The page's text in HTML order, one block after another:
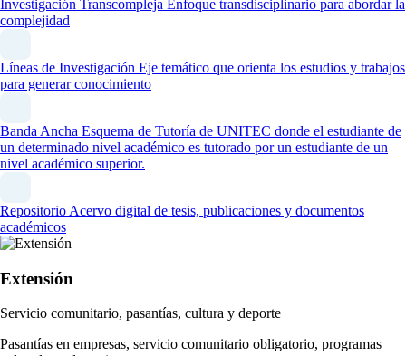
Investigación Transcompleja Enfoque transdisciplinario para abordar la
complejidad
Líneas de Investigación Eje temático que orienta los estudios y trabajos
para generar conocimiento
Banda Ancha Esquema de Tutoría de UNITEC donde el estudiante de
un determinado nivel académico es tutorado por un estudiante de un
nivel académico superior.
Repositorio Acervo digital de tesis, publicaciones y documentos
académicos
Extensión
Servicio comunitario, pasantías, cultura y deporte
Pasantías en empresas, servicio comunitario obligatorio, programas